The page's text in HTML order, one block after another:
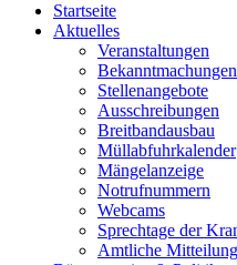
Startseite
Aktuelles
Veranstaltungen
Bekanntmachungen
Stellenangebote
Ausschreibungen
Breitbandausbau
Müllabfuhrkalender
Mängelanzeige
Notrufnummern
Webcams
Sprechtage der
Amtliche